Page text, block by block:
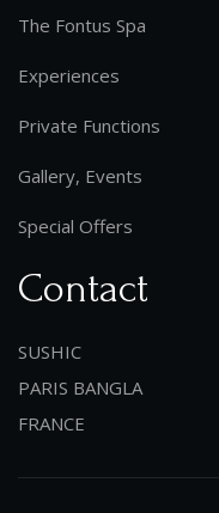
The Fontus Spa
Experiences
Private Functions
Gallery, Events
Special Offers
Contact
SUSHIC
PARIS BANGLA
FRANCE